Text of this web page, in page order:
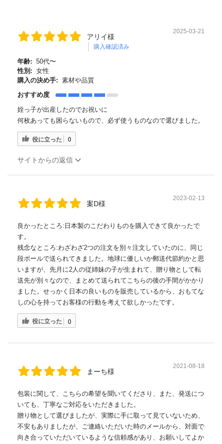
アリイ様
購入確認済み
2025-03-21
年齢: 50代〜
性別: 女性
購入の決め手: 素材や品質
おすすめ度
姪っ子が出産したのでお祝いに
何枚あっても困らないもので、必ず使うものなので選びました。
役に立った 0
サイトからの返信
案D様
2023-02-13
良かったところ:日本製のこだわりものを購入できて良かったで
す。
残念なところ:わざわざ2つの注文を別々注文していたのに、同じ
段ボールで送られてきました。地球に優しいか郵送代節約かと思
いますが、先月に2人の従姉妹の子が生まれて、贈り物として転
送先が別々なので、まとめて送られてこちらの後の手間がかかり
ました。せっかく日本の良いものを販売しているから、おもてな
しの心を持ってお客様の行動を考えて欲しかったです。
役に立った 0
まーち様
2021-08-18
包装に関して、こちらの希望を聞いてくださり、また、発送につ
いても、丁寧なご対応をいただきました。
贈り物として選びましたが、実際に手に取って見ていないため、
不安もありましたが、ご連絡いただいた時のメールから、対面で
向き合っていただいているような信頼感があり、お願いしてよか